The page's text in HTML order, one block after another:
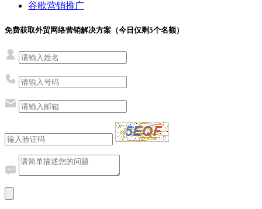
谷歌营销推广
免费获取外贸网络营销解决方案（今日仅剩5个名额）